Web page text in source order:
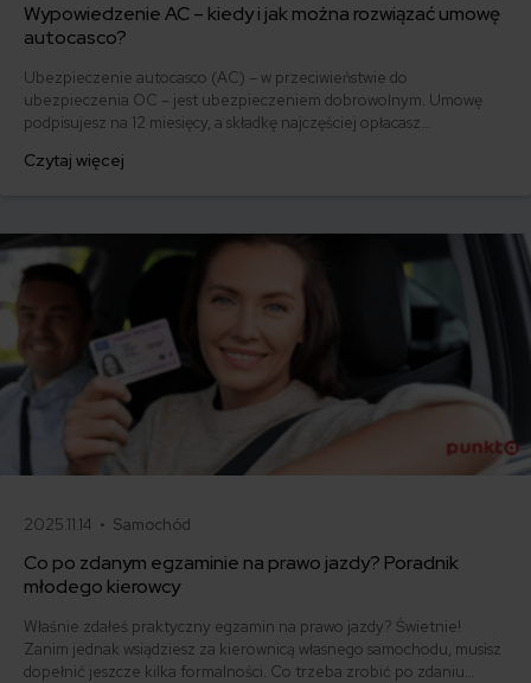
Wypowiedzenie AC – kiedy i jak można rozwiązać umowę
autocasco?
Ubezpieczenie autocasco (AC) – w przeciwieństwie do
ubezpieczenia OC – jest ubezpieczeniem dobrowolnym. Umowę
podpisujesz na 12 miesięcy, a składkę najczęściej opłacasz
ofertę lub zdecydowałeś się sprzedać samochód w trakcie trwania
Czytaj więcej
2025.11.14 • Samochód
Co po zdanym egzaminie na prawo jazdy? Poradnik
młodego kierowcy
Właśnie zdałeś praktyczny egzamin na prawo jazdy? Świetnie!
Zanim jednak wsiądziesz za kierownicą własnego samochodu, musisz
dopełnić jeszcze kilka formalności. Co trzeba zrobić po zdaniu